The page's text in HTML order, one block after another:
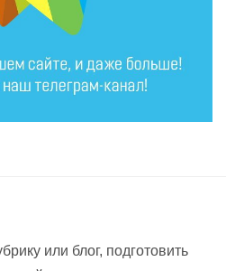
или блог, подготовить